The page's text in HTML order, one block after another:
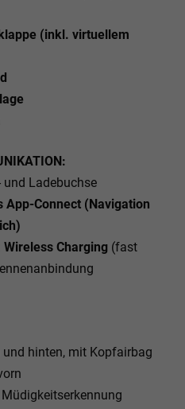
(inkl. virtuellem
und Ladebuchse
App-Connect (Navigation
Wireless Charging (fast
hinten, mit Kopfairbag